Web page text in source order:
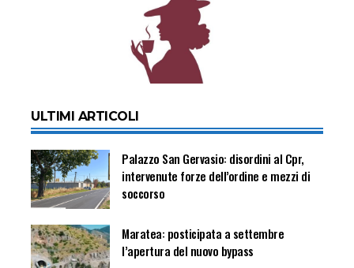
ULTIMI ARTICOLI
Palazzo San Gervasio: disordini al Cpr,
intervenute forze dell’ordine e mezzi di
soccorso
Maratea: posticipata a settembre
l’apertura del nuovo bypass